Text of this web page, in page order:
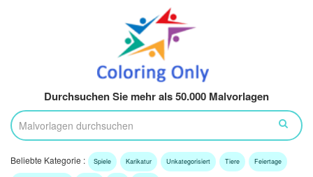
Durchsuchen Sie mehr als 50.000 Malvorlagen
Beliebte Kategorie : Spiele Karikatur Unkategorisiert Tiere Feiertage